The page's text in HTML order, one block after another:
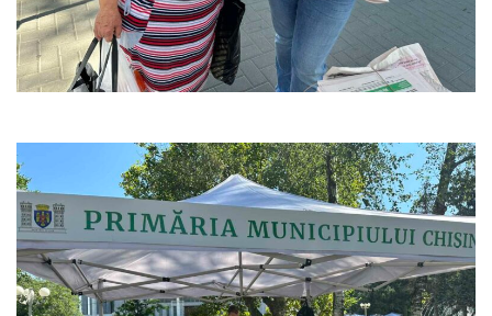
Acte
și
Legislație
internațională
Legislație